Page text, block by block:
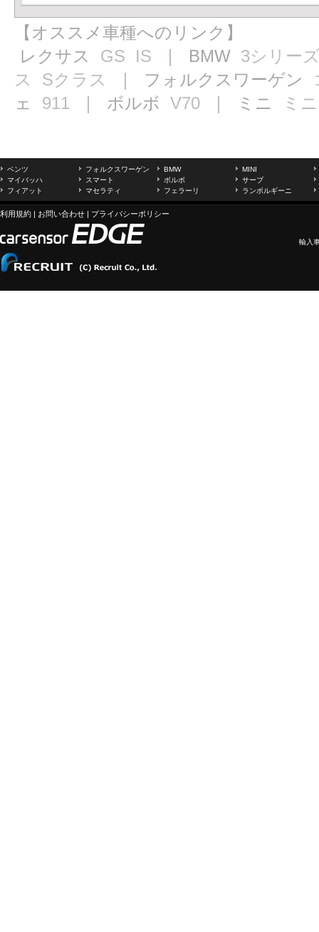
【オススメ車種へのリンク】
レクサス GS IS ｜ BMW 3シリー
ス
Sクラス ｜ フォルクスワーゲン
ェ 911 ｜ ボルボ V70 ｜ ミニ ミニ
ベンツ フォルクスワーゲン BMW
MINI
マイバッハ
スマート ボルボ
サーブ
フィアット
マセラティ フェラーリ ランボルギーニ
利用規約 | お問い合わせ | プライバシーポリシー
輸入